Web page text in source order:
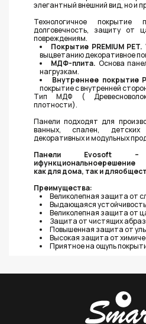
элегантный внешний вид, но и
Технологичное
долговечность, защиту от
повреждениям.
Покрытие PREMIUM PET.
выцветанию декоративное
МДФ-плита. Основа
нагрузкам.
Внутреннее покрытие
покрытие с внутренней
Тип МДФ (
плотности).
Панели подходят для
ванных, спален,
декоративных и модульных
Панели Evosoft –
ифункциональноерешение
как для дома, так и
Преимущества:
Великолепная защита от
Выдающаяся
Великолепная защита от
Защита от чистящих
Повышенная защита от
Высокая защита от
Приятное на ощупь